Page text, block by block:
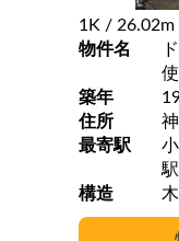
1K / 26.02m
物件名
築年
住所
最寄駅
構造